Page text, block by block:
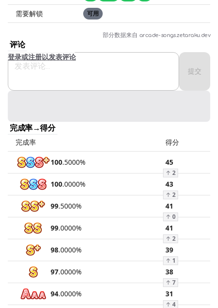
需要解锁 可用
部分数据来自 arcade-songs.zetaraku.dev
评论
提交
登录或注册以发表评论
完成率→得分
完成率 得分
100.5000% 45
↑ 2
100.0000% 43
↑ 2
99.5000% 41
↑ 0
99.0000% 41
↑ 2
98.0000% 39
↑ 1
97.0000% 38
↑ 7
94.0000% 31
↑ 4